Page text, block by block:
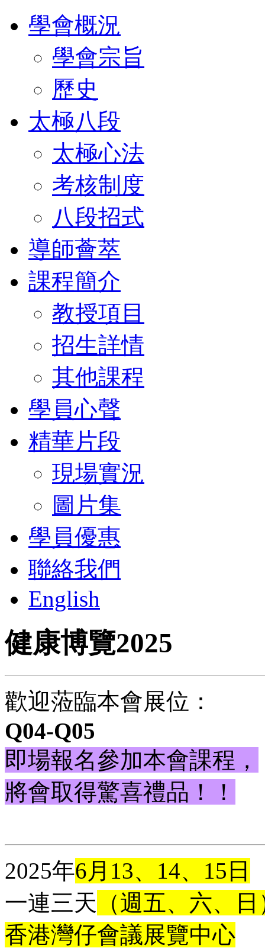
學會概況
學會宗旨
歷史
太極八段
太極心法
考核制度
八段招式
導師薈萃
課程簡介
教授項目
招生詳情
其他課程
學員心聲
精華片段
現場實況
圖片集
學員優惠
聯絡我們
English
健康博覽2025
歡迎蒞臨本會展位：
Q04-Q05
即場報名參加本會課程，
將會取得驚喜禮品！！
2025年6月13、14、15日
一連三天 （週五、六、
香港灣仔會議展覽中心